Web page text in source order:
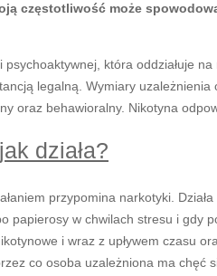
częstotliwość może
która oddziałuje
legalną. Wymiary uzależnienia
oraz behawioralny. Nikotyna
działa?
przypomina narkotyki.
papierosy w chwilach stresu i gdy
i wraz z upływem czasu
co osoba uzależniona ma chęć